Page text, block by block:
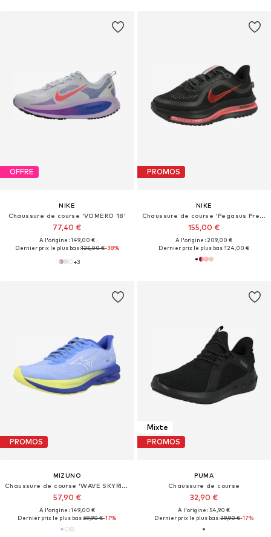
OFFRE
NIKE
Chaussure de course 'VOMERO 18'
77,40 €
À l'origine : 149,00 €
Dernier prix le plus bas :125,00 €-38%
+3
PROMOS
NIKE
Chaussure de course 'Pegasus Premium'
155,00 €
À l'origine : 209,00 €
Dernier prix le plus bas :124,00 €
PROMOS
MIZUNO
Chaussure de course 'WAVE SKYRISE 7'
57,90 €
À l'origine : 149,00 €
Dernier prix le plus bas :69,90 €-17%
Mixte
PROMOS
PUMA
Chaussure de course
32,90 €
À l'origine : 54,90 €
Dernier prix le plus bas :39,90 €-17%